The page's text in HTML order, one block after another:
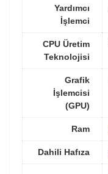
Yardımcı
İşlemci
CPU Üretim
Teknolojisi
Grafik
İşlemcisi
(GPU)
Ram
Dahili Hafıza